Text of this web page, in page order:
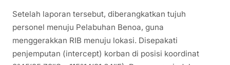
Setelah laporan tersebut, diberangkatkan tujuh
personel menuju Pelabuhan Benoa, guna
menggerakkan RIB menuju lokasi. Disepakati
penjemputan (intercept) korban di posisi koordinat